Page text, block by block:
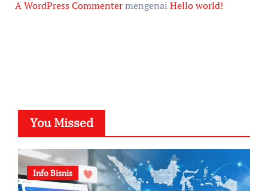
A WordPress Commentermengenai Hello world!
You Missed
Info Bisnis